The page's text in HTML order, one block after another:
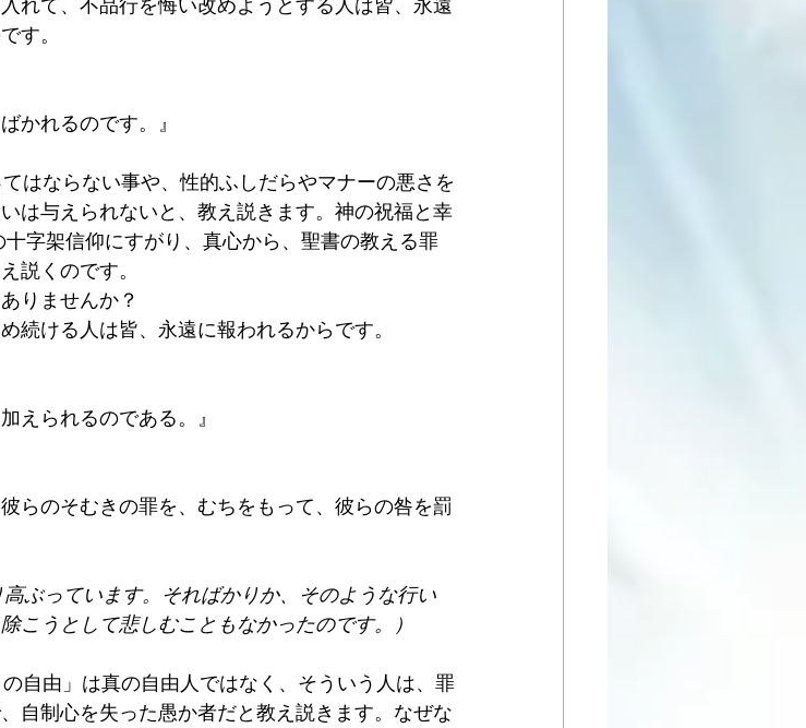
す。
かれるのです。』
はならない事や、性的ふしだらやマナーの悪さを
は与えられないと、教え説きます。神の祝福と幸
字架信仰にすがり、真心から、聖書の教える罪
説くのです。
りませんか？
続ける人は皆、永遠に報われるからです。
えられるのである。』
らのそむきの罪を、むちをもって、彼らの咎を罰
高ぶっています。そればかりか、そのような行い
こうとして悲しむこともなかったのです。）
自由」は真の自由人ではなく、そういう人は、罪
自制心を失った愚か者だと教え説きます。なぜな